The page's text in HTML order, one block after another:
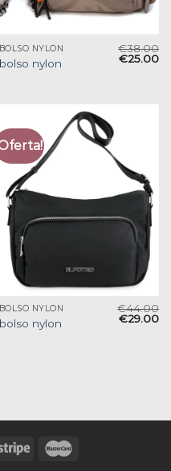
BOLSO NYLON
bolso nylon
€38.00
€25.00
BOLSO NYLON
bolso nylon
€44.00
€29.00